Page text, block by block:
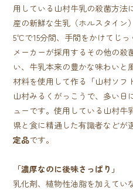
用している山村牛乳の殺菌方法
産の新鮮な生乳（ホルスタイン
5℃で15分間、手間をかけてじ
メーカーが採用するその他の殺
い、牛乳本来の豊かな味わいと
材料を使用して作る「山村ソフ
山村みるくがっこうで、多い日
ューです。使用している山村牛
県と食に精通した有識者などが
定品です。
「濃厚なのに後味さっぱり」
乳化剤、植物性油脂を加えてい